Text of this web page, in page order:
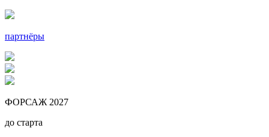
партнёры
ФОРСАЖ 2027
до старта